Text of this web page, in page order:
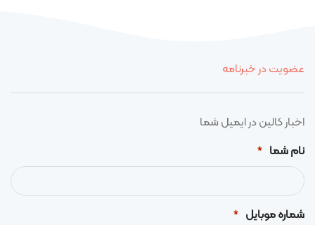
عضویت در خبرنامه
اخبار کالین در ایمیل شما
نام شما
*
شماره موبایل *